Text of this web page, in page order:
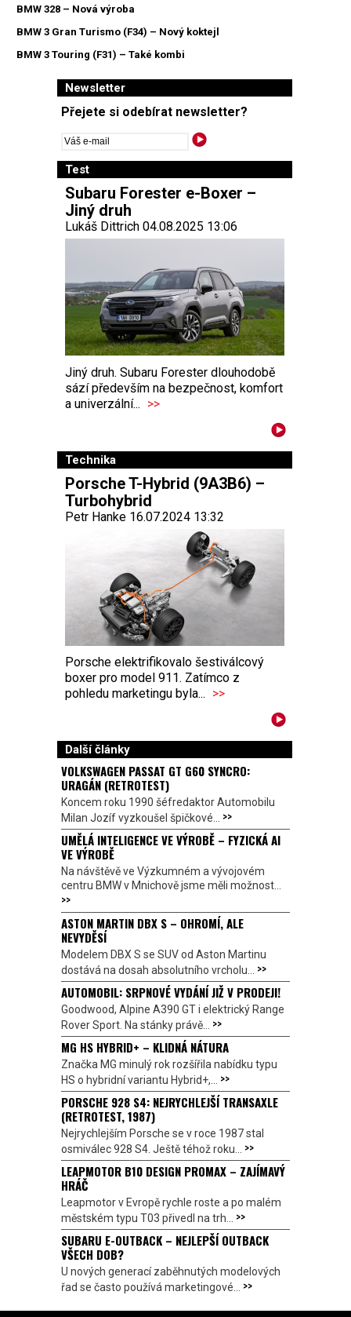
BMW 328 – Nová výroba
BMW 3 Gran Turismo (F34) – Nový koktejl
BMW 3 Touring (F31) – Také kombi
Newsletter
Přejete si odebírat newsletter?
Test
Subaru Forester e-Boxer –
Jiný druh
Lukáš Dittrich 04.08.2025 13:06
Jiný druh. Subaru Forester dlouhodobě
sází především na bezpečnost, komfort
a univerzální... >>
Technika
Porsche T-Hybrid (9A3B6) –
Turbohybrid
Petr Hanke 16.07.2024 13:32
Porsche elektrifikovalo šestiválcový
boxer pro model 911. Zatímco z
pohledu marketingu byla... >>
Další články
VOLKSWAGEN PASSAT GT G60 SYNCRO:
URAGÁN (RETROTEST)
Koncem roku 1990 šéfredaktor Automobilu
Milan Jozíf vyzkoušel špičkové... >>
UMĚLÁ INTELIGENCE VE VÝROBĚ – FYZICKÁ AI
VE VÝROBĚ
Na návštěvě ve Výzkumném a vývojovém
centru BMW v Mnichově jsme měli možnost...
>>
ASTON MARTIN DBX S – OHROMÍ, ALE
NEVYDĚSÍ
Modelem DBX S se SUV od Aston Martinu
dostává na dosah absolutního vrcholu... >>
AUTOMOBIL: SRPNOVÉ VYDÁNÍ JIŽ V PRODEJI!
Goodwood, Alpine A390 GT i elektrický Range
Rover Sport. Na stánky právě... >>
MG HS HYBRID+ – KLIDNÁ NÁTURA
Značka MG minulý rok rozšířila nabídku typu
HS o hybridní variantu Hybrid+,... >>
PORSCHE 928 S4: NEJRYCHLEJŠÍ TRANSAXLE
(RETROTEST, 1987)
Nejrychlejším Porsche se v roce 1987 stal
osmiválec 928 S4. Ještě téhož roku... >>
LEAPMOTOR B10 DESIGN PROMAX – ZAJÍMAVÝ
HRÁČ
Leapmotor v Evropě rychle roste a po malém
městském typu T03 přivedl na trh... >>
SUBARU E-OUTBACK – NEJLEPŠÍ OUTBACK
VŠECH DOB?
U nových generací zaběhnutých modelových
řad se často používá marketingové... >>